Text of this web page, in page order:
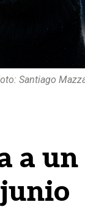
Santiago
a
junio